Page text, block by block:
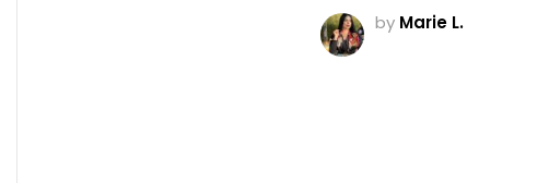
by Marie L.